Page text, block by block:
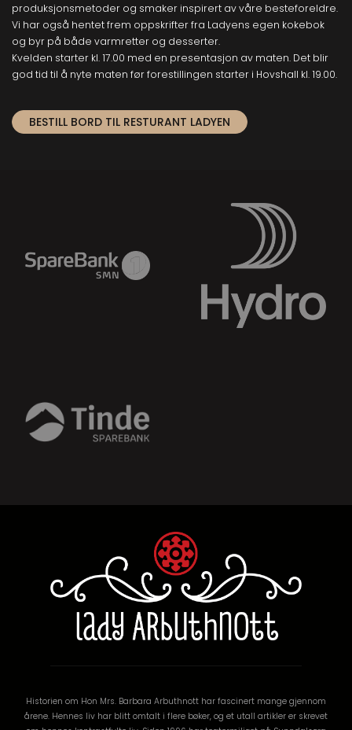
produksjonsmetoder og smaker inspirert av våre besteforeldre.
Vi har også hentet frem oppskrifter fra Ladyens egen kokebok
og byr på både varmretter og desserter.
Kvelden starter kl. 17.00 med en presentasjon av maten. Det blir
god tid til å nyte maten før forestillingen starter i Hovshall kl. 19.00.
BESTILL BORD TIL RESTURANT LADYEN
Historien om Hon Mrs. Barbara Arbuthnott har fascinert mange gjennom
årene. Hennes liv har blitt omtalt i flere bøker, og et utall artikler er skrevet